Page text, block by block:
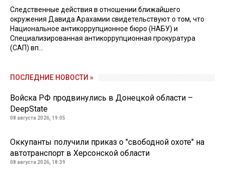
Следственные действия в отношении ближайшего
окружения Давида Арахамии свидетельствуют о том, что
Национальное антикоррупционное бюро (НАБУ) и
Специализированная антикоррупционная прокуратура
(САП) вп...
ПОСЛЕДНИЕ НОВОСТИ »
Войска РФ продвинулись в Донецкой области –
DeepState
08 августа 2026, 19:05
Оккупанты получили приказ о "свободной охоте" на
автотранспорт в Херсонской области
08 августа 2026, 18:39